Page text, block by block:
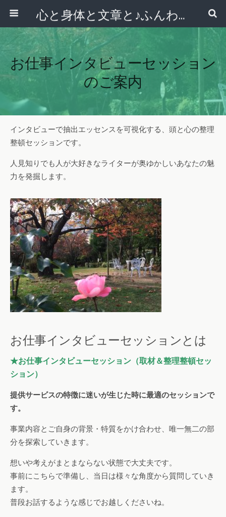
心と身体と文章と♪ふんわりシンプルライフ講座 【西宮・宝塚】
お仕事インタビューセッション
のご案内
インタビューで抽出エッセンスを可視化する、頭と心の整理
整頓セッションです。
人見知りでも人が大好きなライターが奥ゆかしいあなたの魅
力を発掘します。
お仕事インタビューセッションとは
★お仕事インタビューセッション（取材＆整理整頓セッ
ション）
提供サービスの特徴に迷いが生じた時に最適のセッションで
す。
事業内容とご自身の背景・特質をかけ合わせ、唯一無二の部
分を探索していきます。
想いや考えがまとまならない状態で大丈夫です。
事前にこちらで準備し、当日は様々な角度から質問していき
ます。
普段お話するような感じでお越しくださいね。